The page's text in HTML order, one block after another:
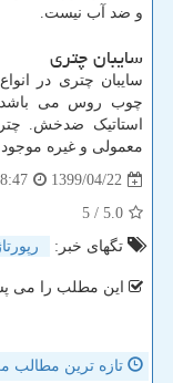
و ضد آب نیست.
سایبان چتری
سایبان چتری در
چوب روس می باشد
استاتیک ضدخش. چتر
معمولی و غیره
1399/04/22
5.0
/ 5
تگهای خبر:
این مطلب را می
تازه ترین مطالب